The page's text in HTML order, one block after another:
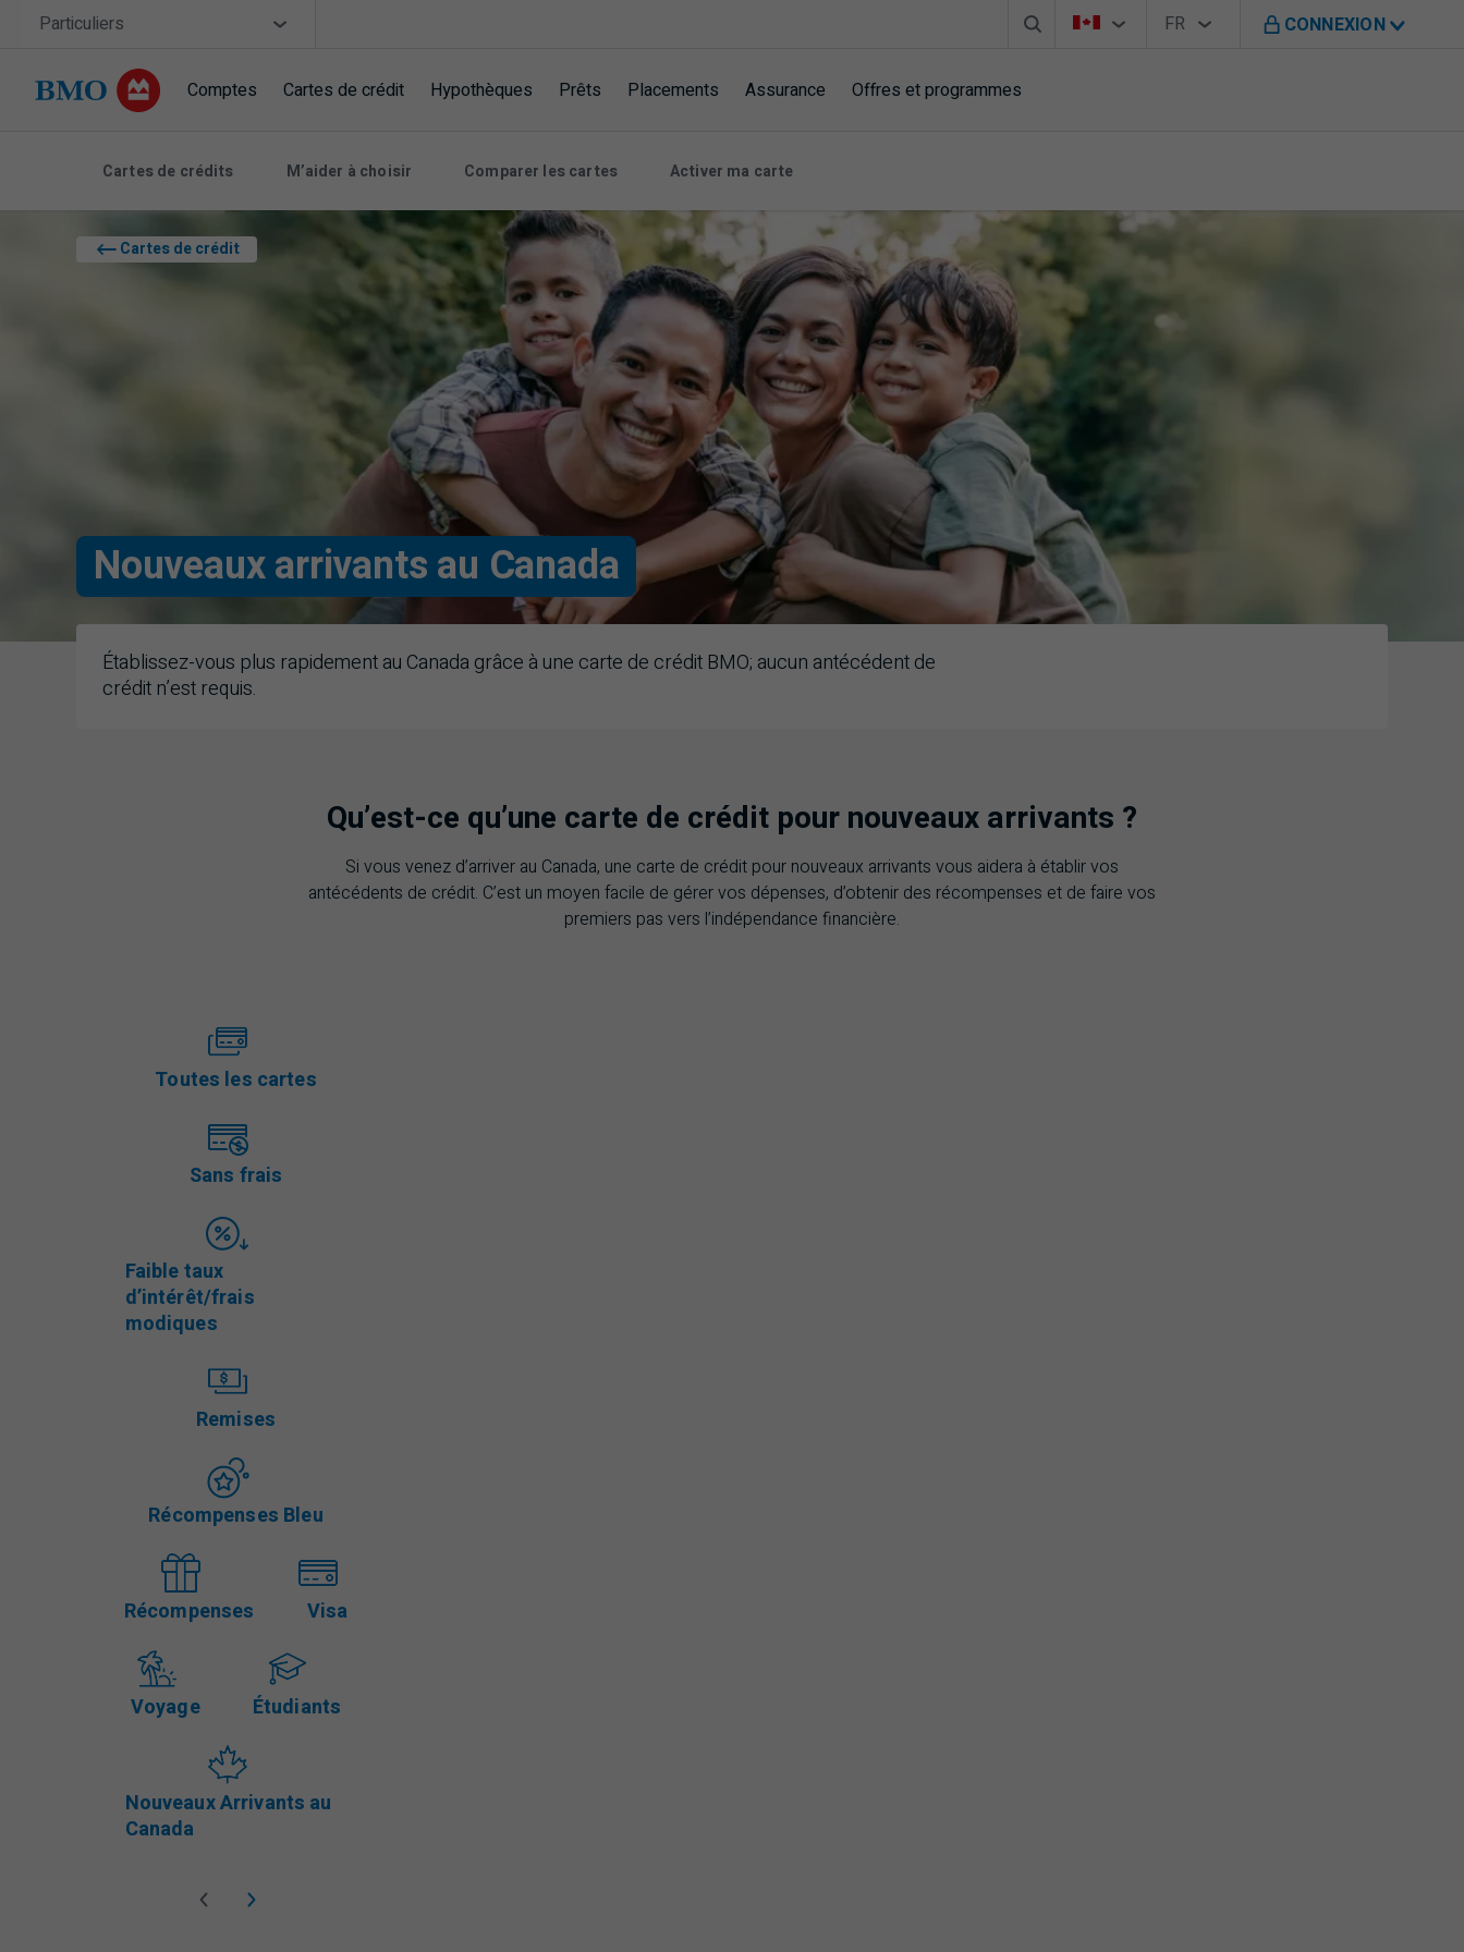
Sauter la navigation
Site Selector
Particuliers Barre de recherche
Sélecteur de pays
Vous êtes sur le site de B M O au Canada
Sélecteur de langue
FR
Français CONNEXION
Comptes Cartes de crédit Hypothèques Prêts Placements Assurance Offres et programmes
Cartes de crédits M’aider à choisir Comparer les cartes Activer ma carte
Cartes de crédit
Nouveaux arrivants au Canada
Établissez-vous plus rapidement au Canada grâce à une carte de crédit BMO; aucun antécédent de
crédit n’est requis.
Qu’est-ce qu’une carte de crédit pour nouveaux arrivants ?
Si vous venez d’arriver au Canada, une carte de crédit pour nouveaux arrivants vous aidera à établir vos
antécédents de crédit. C’est un moyen facile de gérer vos dépenses, d’obtenir des récompenses et de faire vos
premiers pas vers l’indépendance financière.
Toutes les cartes
Sans frais
Faible taux
d’intérêt/frais
modiques
Remises
Récompenses Bleu
Récompenses Visa
Voyage Étudiants
Nouveaux Arrivants au
Canada